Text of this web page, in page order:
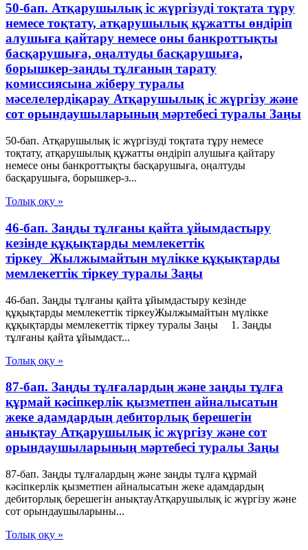
50-бап. Атқарушылық iс жүргiзудi тоқтата тұру
немесе тоқтату, атқарушылық құжатты өндiрiп
алушыға қайтару немесе оны банкроттықты
басқарушыға, оңалтуды басқарушыға,
борышкер-заңды тұлғаның тарату
комиссиясына жiберу туралы
мәселелердiқарау Атқарушылық iс жүргiзу және
сот орындаушыларының мәртебесi туралы Заңы
50-бап. Атқарушылық iс жүргiзудi тоқтата тұру немесе
тоқтату, атқарушылық құжатты өндiрiп алушыға қайтару
немесе оны банкроттықты басқарушыға, оңалтуды
басқарушыға, борышкер-з...
Толық оқу »
46-бап. Заңды тұлғаны қайта ұйымдастыру
кезінде құқықтарды мемлекеттік
тіркеу Жылжымайтын мүлікке құқықтарды
мемлекеттік тіркеу туралы Заңы
46-бап. Заңды тұлғаны қайта ұйымдастыру кезінде
құқықтарды мемлекеттік тіркеуЖылжымайтын мүлікке
құқықтарды мемлекеттік тіркеу туралы Заңы 1. Заңды
тұлғаны қайта ұйымдаст...
Толық оқу »
87-бап. Заңды тұлғалардың және заңды тұлға
құрмай кәсіпкерлік қызметпен айналысатын
жеке адамдардың дебиторлық берешегін
анықтау Атқарушылық iс жүргiзу және сот
орындаушыларының мәртебесi туралы Заңы
87-бап. Заңды тұлғалардың және заңды тұлға құрмай
кәсіпкерлік қызметпен айналысатын жеке адамдардың
дебиторлық берешегін анықтауАтқарушылық iс жүргiзу және
сот орындаушыларыны...
Толық оқу »